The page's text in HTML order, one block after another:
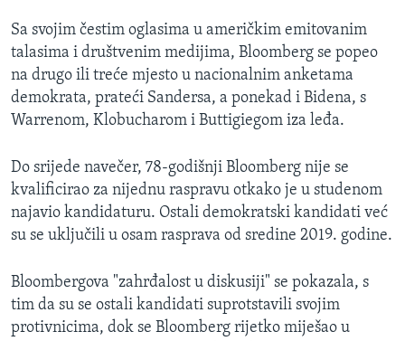
Sa svojim čestim oglasima u američkim emitovanim
talasima i društvenim medijima, Bloomberg se popeo
na drugo ili treće mjesto u nacionalnim anketama
demokrata, prateći Sandersa, a ponekad i Bidena, s
Warrenom, Klobucharom i Buttigiegom iza leđa.
Do srijede navečer, 78-godišnji Bloomberg nije se
kvalificirao za nijednu raspravu otkako je u studenom
najavio kandidaturu. Ostali demokratski kandidati već
su se uključili u osam rasprava od sredine 2019. godine.
Bloombergova "zahrđalost u diskusiji" se pokazala, s
tim da su se ostali kandidati suprotstavili svojim
protivnicima, dok se Bloomberg rijetko miješao u